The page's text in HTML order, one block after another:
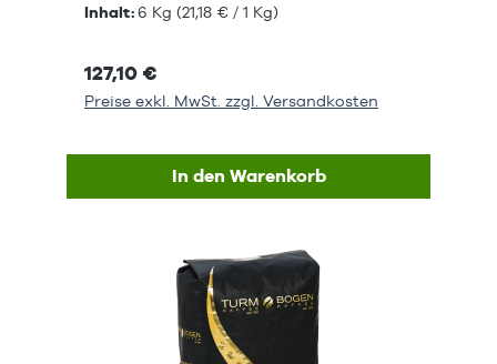
Inhalt:6 Kg (21,18 € / 1 Kg)
127,10 €
Preise exkl. MwSt. zzgl. Versandkosten
In den Warenkorb